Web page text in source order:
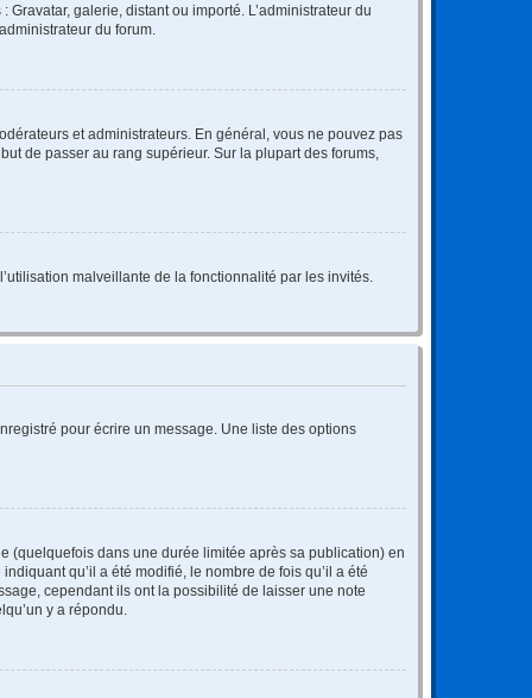
galerie, distant ou importé. L’administrateur du
du forum.
et administrateurs. En général, vous ne pouvez pas
de passer au rang supérieur. Sur la plupart des forums,
malveillante de la fonctionnalité par les invités.
pour écrire un message. Une liste des options
(quelquefois dans une durée limitée après sa publication) en
qu’il a été modifié, le nombre de fois qu’il a été
cependant ils ont la possibilité de laisser une note
y a répondu.